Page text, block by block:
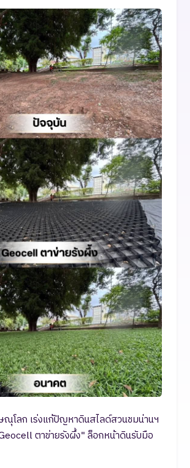
ณุโลก เร่งแก้ปัญหาดินสไลด์สวนชมน่านฯ
ตาข่ายรังผึ้ง" ล็อกหน้าดินรับมือ